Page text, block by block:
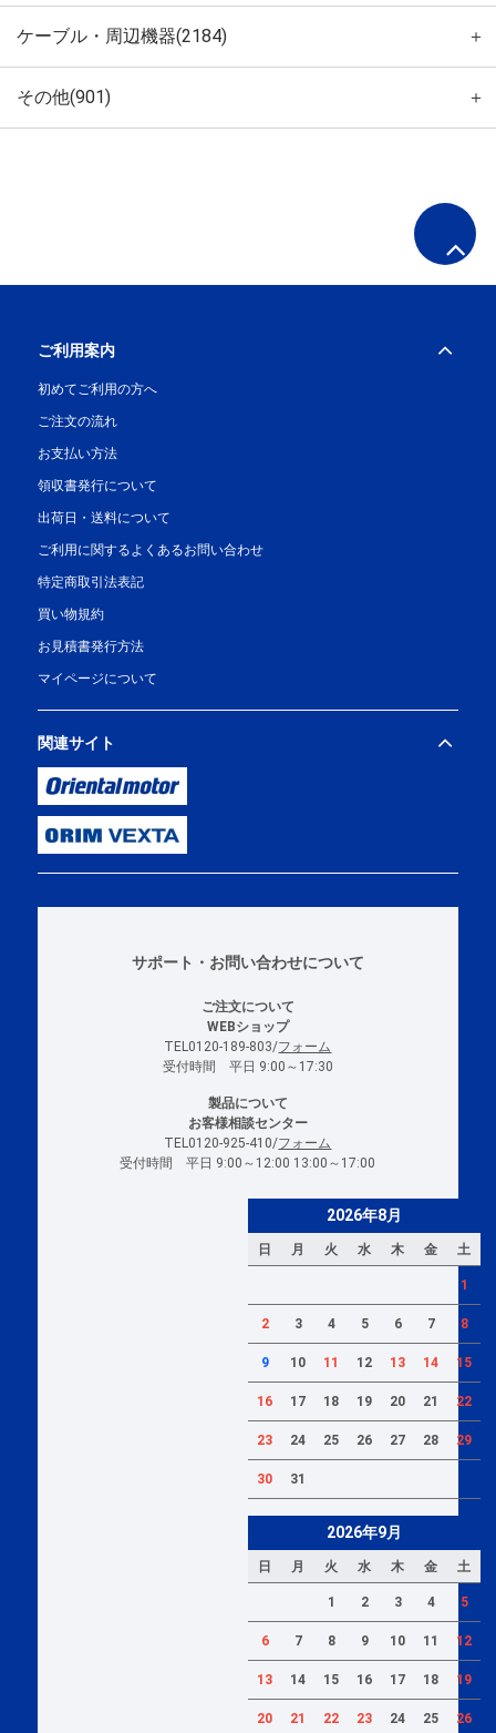
ケーブル・周辺機器(2184) ＋
その他(901) ＋
ご利用案内
初めてご利用の方へ
ご注文の流れ
お支払い方法
領収書発行について
出荷日・送料について
ご利用に関するよくあるお問い合わせ
特定商取引法表記
買い物規約
お見積書発行方法
マイページについて
関連サイト
サポート・お問い合わせについて
ご注文について
WEBショップ
TEL0120-189-803/フォーム
受付時間 平日 9:00～17:30
製品について
お客様相談センター
TEL0120-925-410/フォーム
受付時間 平日 9:00～12:00 13:00～17:00
2026年8月
日 月 火 水 木 金 土
1
2 3 4 5 6 7 8
9 10 11 12 13 14 15
16 17 18 19 20 21 22
23 24 25 26 27 28 29
30 31
2026年9月
日 月 火 水 木 金 土
1 2 3 4 5
6 7 8 9 10 11 12
13 14 15 16 17 18 19
20 21 22 23 24 25 26